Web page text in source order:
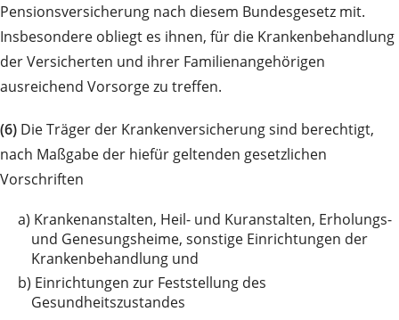
Pensionsversicherung nach diesem Bundesgesetz mit.
Insbesondere obliegt es ihnen, für die Krankenbehandlung
der Versicherten und ihrer Familienangehörigen
ausreichend Vorsorge zu treffen.
(6) Die Träger der Krankenversicherung sind berechtigt,
nach Maßgabe der hiefür geltenden gesetzlichen
Vorschriften
a) Krankenanstalten, Heil- und Kuranstalten, Erholungs-
und Genesungsheime, sonstige Einrichtungen der
Krankenbehandlung und
b) Einrichtungen zur Feststellung des
Gesundheitszustandes